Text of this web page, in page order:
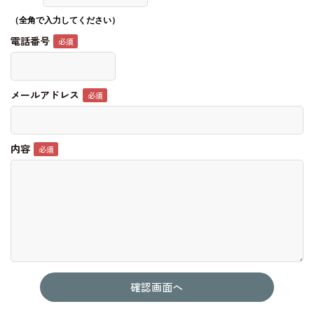
（全角で入力してください）
電話番号
メールアドレス
内容